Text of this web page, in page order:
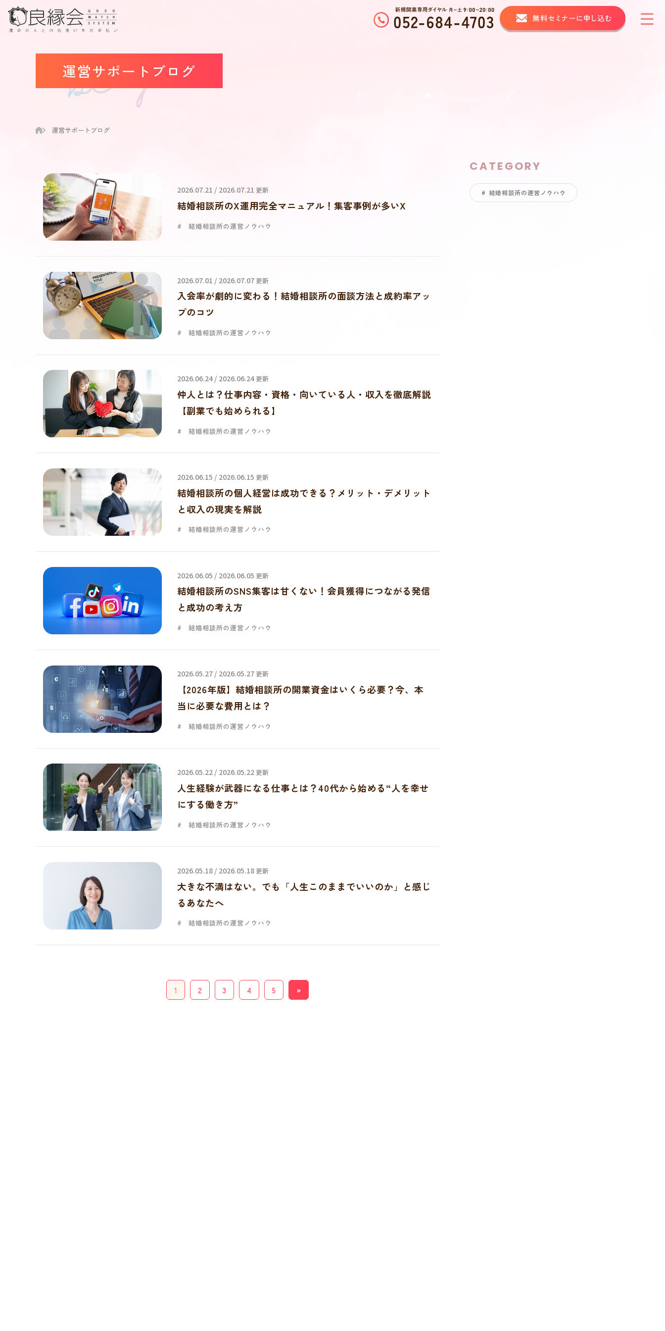
運営サポートブログ
運営サポートブログ
2026.07.21 / 2026.07.21 更新
結婚相談所のX運用完全マニュアル！集客事例が多いX
結婚相談所の運営ノウハウ
2026.07.01 / 2026.07.07 更新
入会率が劇的に変わる！結婚相談所の面談方法と成約率アッ
プのコツ
結婚相談所の運営ノウハウ
2026.06.24 / 2026.06.24 更新
仲人とは？仕事内容・資格・向いている人・収入を徹底解説
【副業でも始められる】
結婚相談所の運営ノウハウ
2026.06.15 / 2026.06.15 更新
結婚相談所の個人経営は成功できる？メリット・デメリット
と収入の現実を解説
結婚相談所の運営ノウハウ
2026.06.05 / 2026.06.05 更新
結婚相談所のSNS集客は甘くない！会員獲得につながる発信
と成功の考え方
結婚相談所の運営ノウハウ
2026.05.27 / 2026.05.27 更新
【2026年版】結婚相談所の開業資金はいくら必要？今、本
当に必要な費用とは？
結婚相談所の運営ノウハウ
2026.05.22 / 2026.05.22 更新
人生経験が武器になる仕事とは？40代から始める“人を幸せ
にする働き方”
結婚相談所の運営ノウハウ
2026.05.18 / 2026.05.18 更新
大きな不満はない。でも「人生このままでいいのか」と感じ
るあなたへ
結婚相談所の運営ノウハウ
1 2 3 4 5 »
CATEGORY
結婚相談所の運営ノウハウ